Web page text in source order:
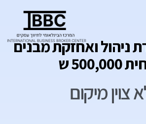
ניהול ואחזקת מבנים
ש
צוין מיקום